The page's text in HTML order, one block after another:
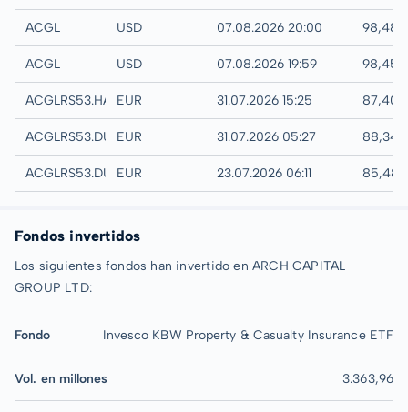
NASDAQ
ACGL USD 07.08.2026 20:00 98,48
IEX
ACGL USD 07.08.2026 19:59 98,45
Hannover
ACGLRS53.HANBEUR 31.07.2026 15:25 87,40
Quotrix
ACGLRS53.DUSDEUR 31.07.2026 05:27 88,34
Düsseldorf
ACGLRS53.DUSBEUR 23.07.2026 06:11 85,48
Fondos invertidos
Los siguientes fondos han invertido en ARCH CAPITAL
GROUP LTD:
Fondo Invesco KBW Property & Casualty Insurance ETF
Vol. en millones 3.363,96